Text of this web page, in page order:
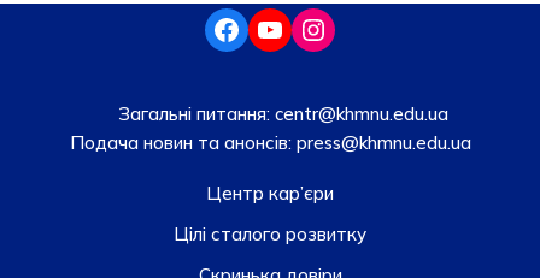
Загальні питання: centr@khmnu.edu.ua
Подача новин та анонсів:press@khmnu.edu.ua
Центр кар’єри
Цілі сталого розвитку